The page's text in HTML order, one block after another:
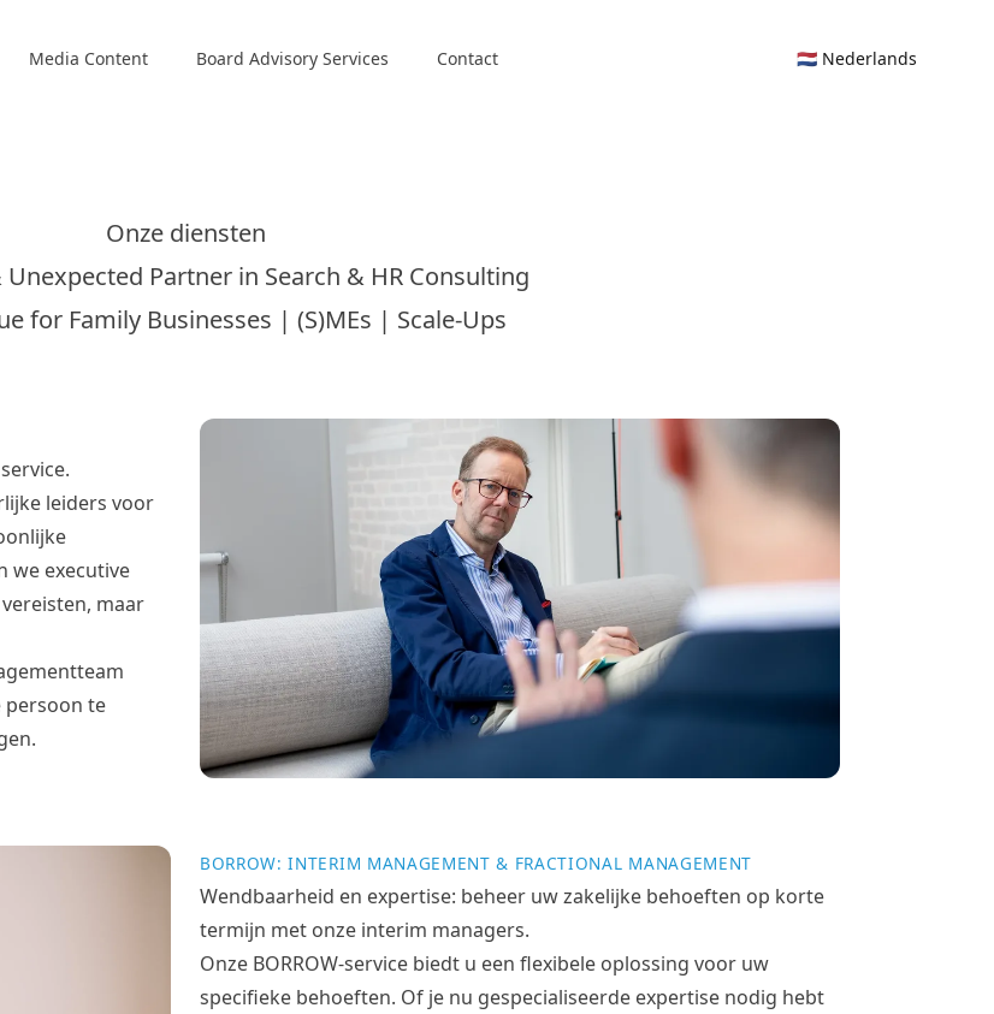
Media Content Board Advisory Services Contact 🇳🇱 Nederlands
Onze diensten
Partner in Search & HR Consulting
for Family Businesses | (S)MEs | Scale-Ups
leiders voor
we executive
maar
persoon te
BORROW: INTERIM MANAGEMENT & FRACTIONAL MANAGEMENT
Wendbaarheid en expertise: beheer uw zakelijke behoeften op korte
termijn met onze interim managers.
Onze BORROW-service biedt u een flexibele oplossing voor uw
specifieke behoeften. Of je nu gespecialiseerde expertise nodig hebt